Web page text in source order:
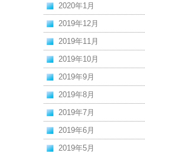
2020年1月
2019年12月
2019年11月
2019年10月
2019年9月
2019年8月
2019年7月
2019年6月
2019年5月